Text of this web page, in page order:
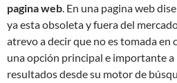
pagina web. En una pagina web
ya esta obsoleta y fuera del
atrevo a decir que no es tomada en
una opción principal e importante
resultados desde su motor de